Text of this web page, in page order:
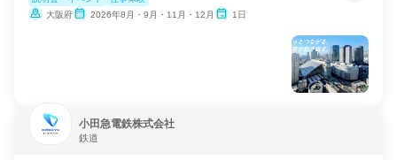
大阪府
2026年8月・9月・11月・12月 1日
小田急電鉄株式会社
鉄道